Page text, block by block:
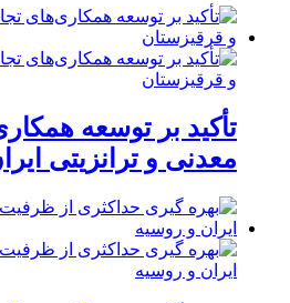
تأکید بر توسعه
معدنی و ترانزیتی